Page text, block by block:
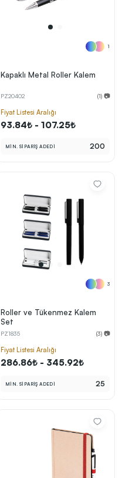
1
Kapaklı Metal Roller Kalem
PZ20402 (1) 📷
Fiyat Listesi Aralığı
93.84₺ - 107.25₺
MİN. SİPARİŞ ADEDİ 200
3
Roller ve Tükenmez Kalem
Set
PZ1835 (3) 📷
Fiyat Listesi Aralığı
286.86₺ - 345.92₺
MİN. SİPARİŞ ADEDİ 25